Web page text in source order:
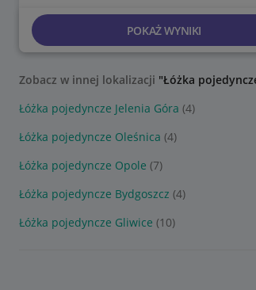
POKAŻ WYNIKI
Zobacz w innej lokalizacji "Łóżka
Łóżka pojedyncze Jelenia Góra (4)
Łóżka pojedyncze Oleśnica (4)
Łóżka pojedyncze Opole (7)
Łóżka pojedyncze Bydgoszcz (4)
Łóżka pojedyncze Gliwice (10)